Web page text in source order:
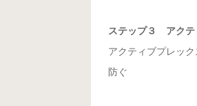
ステップ３ アクテ
アクティブプレッ
防ぐ